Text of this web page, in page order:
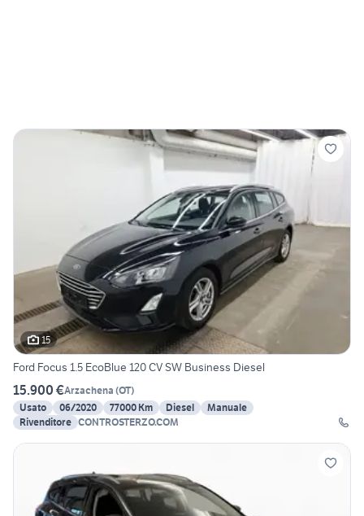
15
Ford Focus 1.5 EcoBlue 120 CV SW Business Diesel
15.900 €Arzachena (OT)
Usato
06/2020 77000 Km Diesel
Manuale
Rivenditore CONTROSTERZO.COM